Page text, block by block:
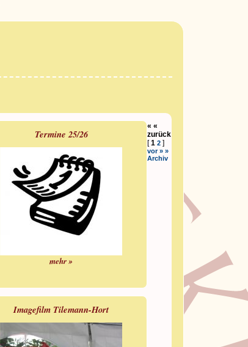
Termine 25/26
mehr »
Imagefilm Tilemann-Hort
« «
zurück
[1 2]
vor » »
Archiv